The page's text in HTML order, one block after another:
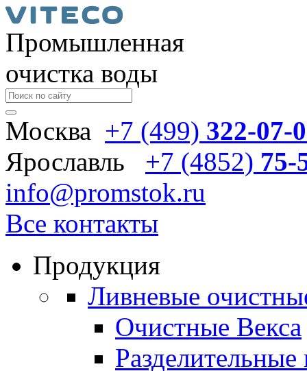
Промышленная
очистка воды
Москва +7 (499) 322-07-
Ярославль
+7 (4852) 75-
info@promstok.ru
Все контакты
Продукция
Ливневые
Очистные Векса